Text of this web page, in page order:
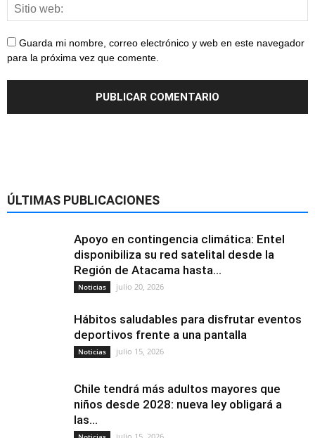
Guarda mi nombre, correo electrónico y web en este navegador
para la próxima vez que comente.
ÚLTIMAS PUBLICACIONES
Apoyo en contingencia climática: Entel
disponibiliza su red satelital desde la
Región de Atacama hasta...
Noticias julio 20, 2026
Hábitos saludables para disfrutar eventos
deportivos frente a una pantalla
Noticias julio 15, 2026
Chile tendrá más adultos mayores que
niños desde 2028: nueva ley obligará a
las...